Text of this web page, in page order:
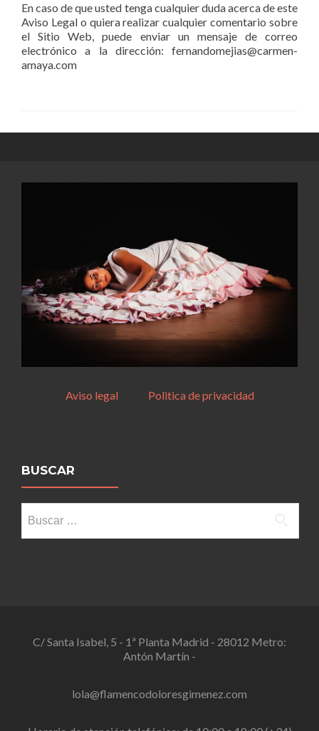
En caso de que usted tenga cualquier duda acerca de este
Aviso Legal o quiera realizar cualquier comentario sobre
el Sitio Web, puede enviar un mensaje de correo
electrónico a la dirección: fernandomejias@carmen-
amaya.com
Aviso legal Politica de privacidad
BUSCAR
C/ Santa Isabel, 5 - 1ª Planta Madrid - 28012 Metro:
Antón Martín -
lola@flamencodoloresgimenez.com